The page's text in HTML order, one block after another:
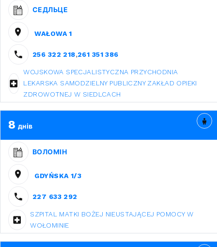
СЕДЛЬЦЕ
WAŁOWA 1
256 322 218,261 351 386
WOJSKOWA SPECJALISTYCZNA PRZYCHODNIA
LEKARSKA SAMODZIELNY PUBLICZNY ZAKŁAD OPIEKI
ZDROWOTNEJ W SIEDLCACH
8 днів
ВОЛОМІН
GDYŃSKA 1/3
227 633 292
SZPITAL MATKI BOŻEJ NIEUSTAJĄCEJ POMOCY W
WOŁOMINIE